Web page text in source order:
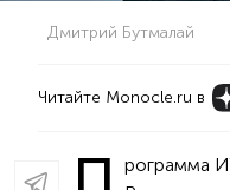
Дмитрий Бутмалай
Читайте Monocle.ru в
рограмма